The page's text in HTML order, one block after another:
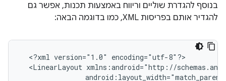
בנוסף להגדרת שוליים וריווח באמצעות תכנות, אפשר גם
להגדיר אותם בפריסות XML, כמו בדוגמה הבאה:
<?xml version="1.0"
<LinearLayout